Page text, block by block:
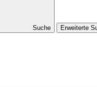
Suche Erweiterte